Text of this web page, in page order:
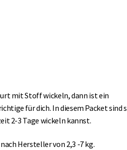
mit Stoff wickeln, dann ist ein
für dich. In diesem Packet sind
2-3 Tage wickeln kannst.
Hersteller von 2,3 -7 kg.